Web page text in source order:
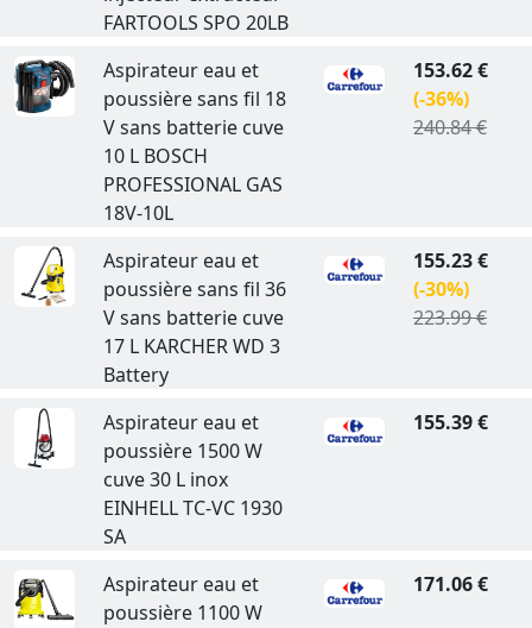
FARTOOLS SPO 20LB
Aspirateur eau et
poussière sans fil 18
V sans batterie cuve
10 L BOSCH
PROFESSIONAL GAS
18V-10L
153.62 €
(-36%)
240.84 €
Aspirateur eau et
poussière sans fil 36
V sans batterie cuve
17 L KARCHER WD 3
Battery
155.23 €
(-30%)
223.99 €
Aspirateur eau et
poussière 1500 W
cuve 30 L inox
EINHELL TC-VC 1930
SA
155.39 €
Aspirateur eau et
poussière 1100 W
171.06 €